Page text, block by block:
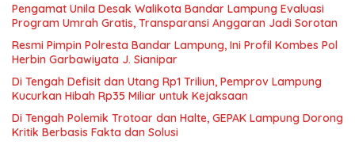
Pengamat Unila Desak Walikota Bandar Lampung Evaluasi
Program Umrah Gratis, Transparansi Anggaran Jadi Sorotan
Resmi Pimpin Polresta Bandar Lampung, Ini Profil Kombes Pol
Herbin Garbawiyata J. Sianipar
Di Tengah Defisit dan Utang Rp1 Triliun, Pemprov Lampung
Kucurkan Hibah Rp35 Miliar untuk Kejaksaan
Di Tengah Polemik Trotoar dan Halte, GEPAK Lampung Dorong
Kritik Berbasis Fakta dan Solusi